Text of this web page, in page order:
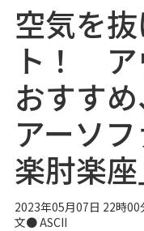
空気を
ト！ ア
おすす
アーソ
楽肘楽座
2023年05月07日 22時00
文● ASCII